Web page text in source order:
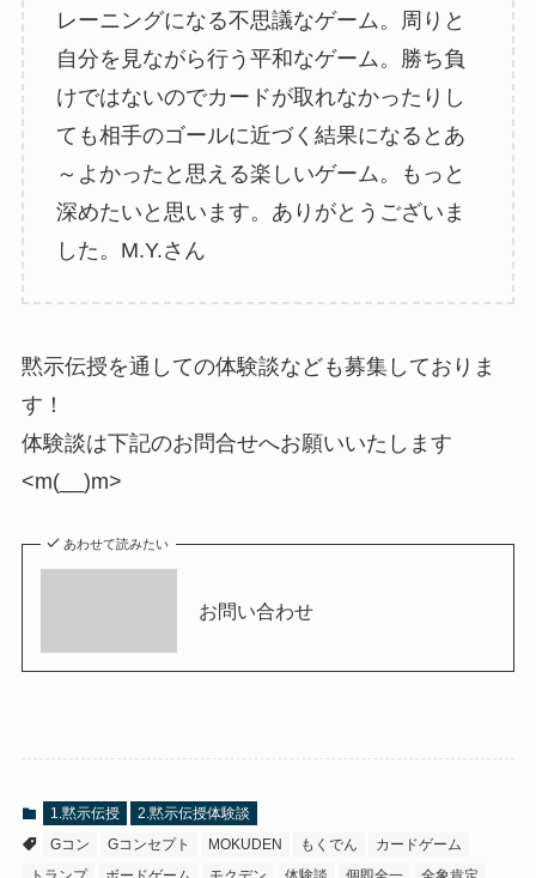
レーニングになる不思議なゲーム。周りと
自分を見ながら行う平和なゲーム。勝ち負
けではないのでカードが取れなかったりし
ても相手のゴールに近づく結果になるとあ
～よかったと思える楽しいゲーム。もっと
深めたいと思います。ありがとうございま
した。M.Y.さん
黙示伝授を通しての体験談なども募集しておりま
す！
体験談は下記のお問合せへお願いいたします
<m(__)m>
あわせて読みたい
お問い合わせ
1.黙示伝授
2.黙示伝授体験談
Gコン
Gコンセプト MOKUDEN もくでん
カードゲーム